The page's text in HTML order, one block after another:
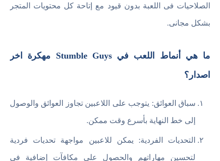
الصلاحيات فى اللعبة بدون قيود مع إتاحة كل محتويات المتجر
بشكل مجانى.
ما هي أنماط اللعب في Stumble Guys مهكرة اخر
اصدار؟
سباق العوائق: يتوجب على اللاعبين تجاوز العوائق والوصول
إلى خط النهاية بأسرع وقت ممكن.
التحديات الفردية: يمكن للاعبين مواجهة تحديات فردية
لتحسين مهاراتهم والحصول على مكافآت إضافية في